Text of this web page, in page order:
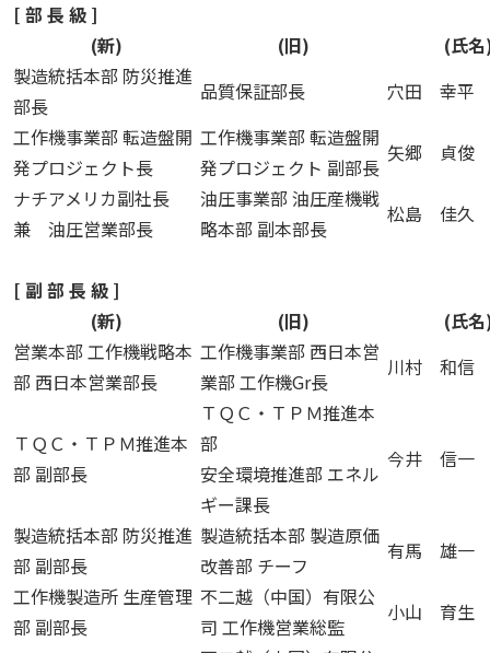
[ 部 長 級 ]
(新)
(旧)
(氏
製造統括本部 防災推進
部長
品質保証部長
穴田 幸平
工作機事業部 転造盤開
発プロジェクト長
工作機事業部 転造盤開
発プロジェクト 副部長
矢郷 貞俊
ナチアメリカ副社長
兼 油圧営業部長
油圧事業部 油圧産機戦
略本部 副本部長
松島 佳久
[ 副 部 長 級 ]
(新)
(旧)
(氏
営業本部 工作機戦略本
部 西日本営業部長
工作機事業部 西日本営
業部 工作機Gr長
川村 和信
ＴＱＣ・ＴＰＭ推進本
部 副部長
ＴＱＣ・ＴＰＭ推進本
部
安全環境推進部 エネル
ギー課長
今井 信一
製造統括本部 防災推進
部 副部長
製造統括本部 製造原価
改善部 チーフ
有馬 雄一
工作機製造所 生産管理
部 副部長
不二越（中国）有限公
司 工作機営業総監
小山 育生